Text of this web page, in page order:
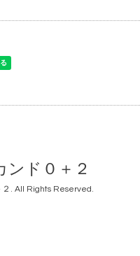
ンド０＋２
. All Rights Reserved.